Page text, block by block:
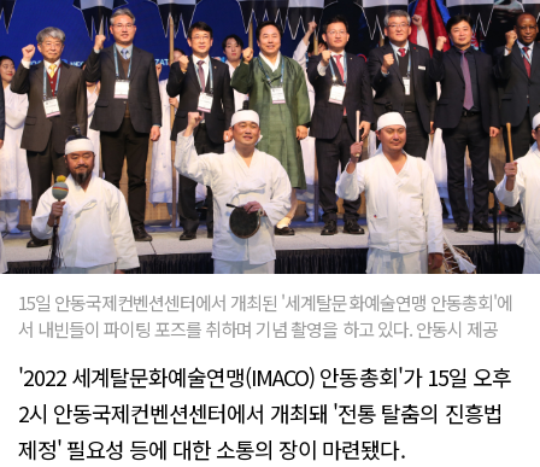
15일 안동국제컨벤션센터에서 개최된 '세계탈문화예술연맹 안동총회'에
서 내빈들이 파이팅 포즈를 취하며 기념 촬영을 하고 있다. 안동시 제공
'2022 세계탈문화예술연맹(IMACO) 안동총회'가 15일 오후
2시 안동국제컨벤션센터에서 개최돼 '전통 탈춤의 진흥법
제정' 필요성 등에 대한 소통의 장이 마련됐다.